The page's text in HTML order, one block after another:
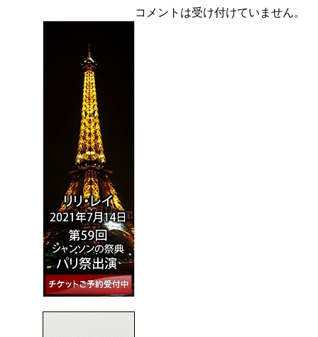
コメントは受け付けていません。